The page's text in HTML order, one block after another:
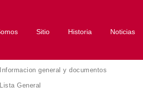
Sitio Historia Noticias
Informacion general y documentos
Lista General